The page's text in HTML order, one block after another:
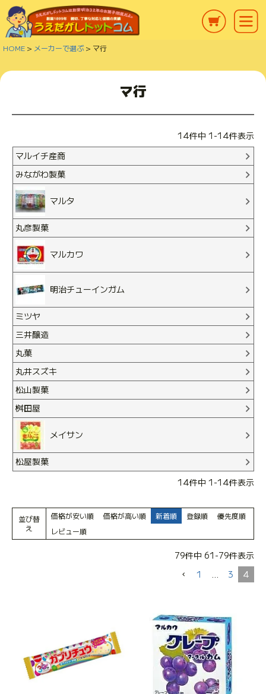
HOME メーカーで選ぶ マ行
マ行
14件中 1 -14件表示
マルイチ産商
みながわ製菓
マルタ
丸彦製菓
マルカワ
明治チューインガム
ミツヤ
三井醸造
丸菓
丸井スズキ
松山製菓
桝田屋
メイサン
松屋製菓
14件中 1 -14件表示
並び替
え
価格が安い順 価格が高い順 新着順 登録順
優先度順
レビュー順
79件中 61 -79件表示
1
3 4